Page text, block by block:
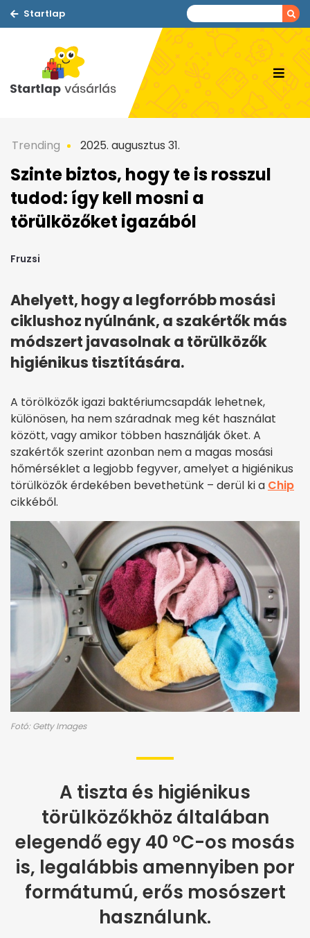
Startlap
Trending 2025. augusztus 31.
Szinte biztos, hogy te is rosszul
tudod: így kell mosni a
törülközőket igazából
Fruzsi
Ahelyett, hogy a legforróbb mosási
ciklushoz nyúlnánk, a szakértők más
módszert javasolnak a törülközők
higiénikus tisztítására.
A törölközők igazi baktériumcsapdák lehetnek,
különösen, ha nem száradnak meg két használat
között, vagy amikor többen használják őket. A
szakértők szerint azonban nem a magas mosási
hőmérséklet a legjobb fegyver, amelyet a higiénikus
törülközők érdekében bevethetünk – derül ki a Chip
cikkéből.
Fotó: Getty Images
A tiszta és higiénikus
törülközőkhöz általában
elegendő egy 40 °C-os mosás
is, legalábbis amennyiben por
formátumú, erős mosószert
használunk.